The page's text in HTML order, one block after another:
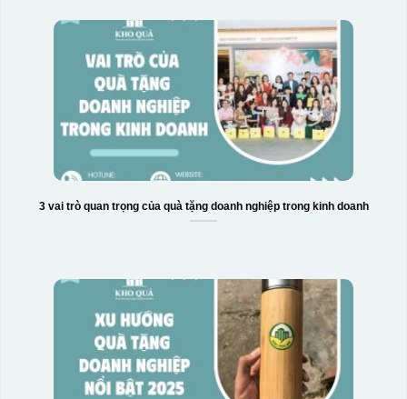
3 vai trò quan trọng của quà tặng doanh nghiệp trong kinh doanh